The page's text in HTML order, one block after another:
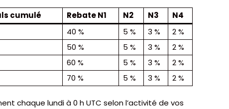
cumulé Rebate N1 N2 N3
N4
40 % 5 % 3 %
2 %
50 % 5 % 3 %
2 %
60 % 5 % 3 %
2 %
70 % 5 % 3 % 2 %
chaque lundi à 0 h UTC selon l’activité de vos